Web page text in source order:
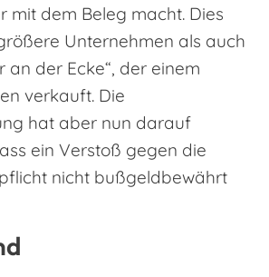
mit dem Beleg macht. Dies
Unternehmen als auch
an der Ecke“, der einem
verkauft. Die
hat aber nun darauf
ein Verstoß gegen die
nicht bußgeldbewährt